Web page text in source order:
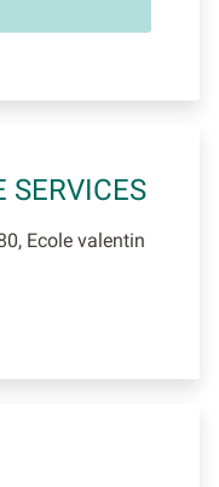
SERVICES
Ecole valentin